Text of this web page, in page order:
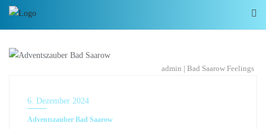
admin | Bad Saarow Feelings
6. Dezember 2024
Adventszauber Bad Saarow